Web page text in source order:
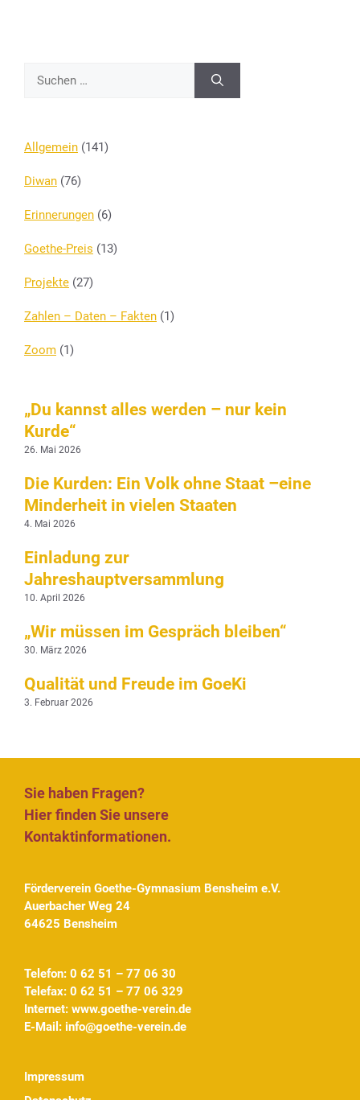
nach:
Allgemein (141)
Diwan (76)
Erinnerungen (6)
Goethe-Preis (13)
Projekte (27)
Zahlen – Daten – Fakten (1)
Zoom (1)
„Du kannst alles werden – nur kein
Kurde“
26. Mai 2026
Die Kurden: Ein Volk ohne Staat –eine
Minderheit in vielen Staaten
4. Mai 2026
Einladung zur
Jahreshauptversammlung
10. April 2026
„Wir müssen im Gespräch bleiben“
30. März 2026
Qualität und Freude im GoeKi
3. Februar 2026
Sie haben Fragen?
Hier finden Sie unsere
Kontaktinformationen.
Förderverein Goethe-Gymnasium Bensheim e.V.
Auerbacher Weg 24
64625 Bensheim
Telefon: 0 62 51 – 77 06 30
Telefax: 0 62 51 – 77 06 329
Internet: www.goethe-verein.de
E-Mail: info@goethe-verein.de
Impressum